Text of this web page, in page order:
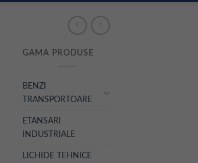
GAMA PRODUSE
BENZI
TRANSPORTOARE
ETANSARI
INDUSTRIALE
LICHIDE TEHNICE